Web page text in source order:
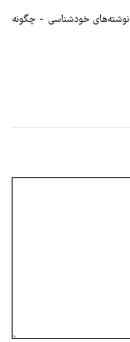
نوشته‌های خودشناسی
چگونه